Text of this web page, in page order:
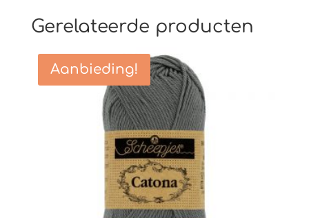
Gerelateerde producten
Aanbieding!